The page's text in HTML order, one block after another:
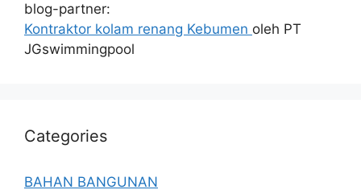
blog-partner:
Kontraktor kolam renang Kebumen oleh PT
JGswimmingpool
Categories
BAHAN BANGUNAN